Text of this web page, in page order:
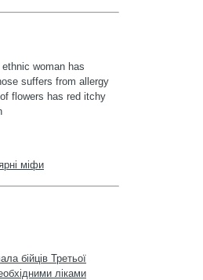
woman has
suffers from allergy
flowers has red itchy
міфи
бійців Третьої
ліками